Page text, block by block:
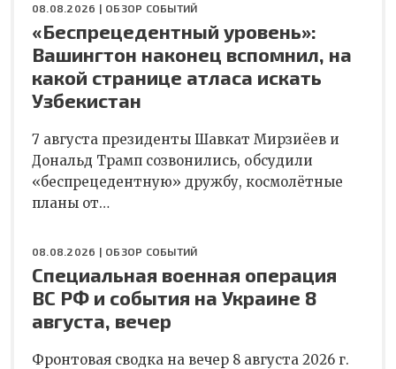
08.08.2026 | ОБЗОР СОБЫТИЙ
«Беспрецедентный уровень»:
Вашингтон наконец вспомнил, на
какой странице атласа искать
Узбекистан
7 августа президенты Шавкат Мирзиёев и
Дональд Трамп созвонились, обсудили
«беспрецедентную» дружбу, космолётные
планы от…
08.08.2026 | ОБЗОР СОБЫТИЙ
Специальная военная операция
ВС РФ и события на Украине 8
августа, вечер
Фронтовая сводка на вечер 8 августа 2026 г.